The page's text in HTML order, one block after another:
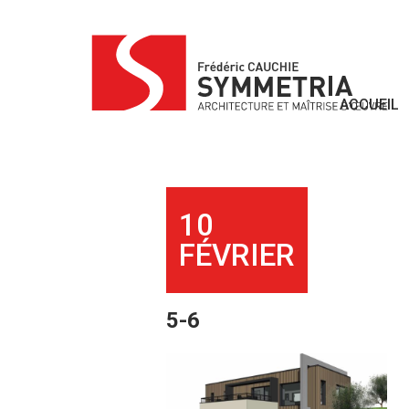
ACCUEIL
10
FÉVRIER
5-6